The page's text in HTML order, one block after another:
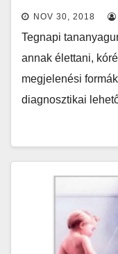
NOV 30, 2018
Tegnapi
annak élettani,
megjelenési
diagnosztikai